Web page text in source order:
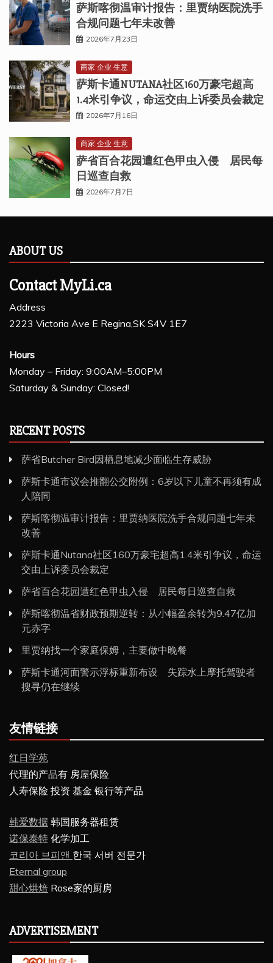
萨斯喀彻温审计报告：里贾纳医院洗手
合规问题七年未改善
2026年7月23日
商家 企业 生意
萨斯卡通NUTANA社区160万豪宅超高
1.4米引争议，命运交由上诉委员会裁定
2026年7月16日
商家 企业 生意
萨省百合花园遭红色甲虫入侵 居民每
日巡查自救
2026年7月7日
ABOUT US
Contact MyLi.ca
Address
2223 Victoria Ave E Regina,SK S4V 1E7
Hours
Monday – Friday: 9:00AM–5:00PM
Saturday & Sunday: Closed!
RECENT POSTS
萨省Butcher Bird因栖息地减少面临生存威胁
萨斯卡通市议会推翻公交附例：6岁以下儿童不再须有成
人陪同
萨斯喀彻温审计报告：里贾纳医院洗手合规问题七年未
改善
萨斯卡通Nutana社区160万豪宅超高1.4米引争议，命运
交由上诉委员会裁定
萨省百合花园遭红色甲虫入侵 居民每日巡查自救
萨斯喀彻温省财政预期逆转：从小幅盈余转为9.47亿加
元赤字
里贾纳找一个家庭保姆，主要做中晚餐
萨斯卡通河面警示浮标重新布设 失踪水上摩托驾驶者
搜寻仍在继续
友情链接
红日学苑
代理的产品有 房屋保险
人寿保险 投资 基金 银行等产品
韩爱数据 韩国服务器租赁
诺保泰特 化学加工
코리아 브피앤 한국 서버 전문가
Eternal group
甜心烘焙 Rose家的厨房
ADVERTISEMENT